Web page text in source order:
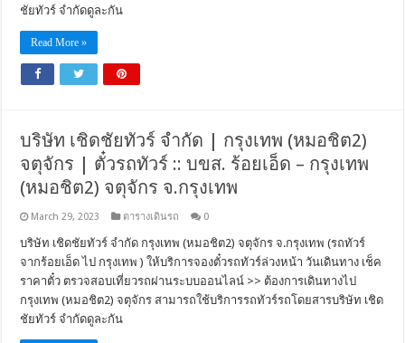
ชัยทัวร์ จำกัดดูละกัน
Read More »
บริษัท เชิดชัยทัวร์ จำกัด | กรุงเทพ (หมอชิต2)
จตุจักร | ตั๋วรถทัวร์ :: บขส. ร้อยเอ็ด – กรุงเทพ
(หมอชิต2) จตุจักร จ.กรุงเทพ
March 29, 2023 ตารางเดินรถ 0
บริษัท เชิดชัยทัวร์ จำกัด กรุงเทพ (หมอชิต2) จตุจักร จ.กรุงเทพ (รถทัวร์
จากร้อยเอ็ด ไป กรุงเทพ ) ให้บริการจองตั๋วรถทัวร์ล่วงหน้า วันเดินทาง เช็ค
ราคาตั๋ว ตรวจสอบเที่ยวรถผ่านระบบออนไลน์ >> ต้องการเดินทางไป
กรุงเทพ (หมอชิต2) จตุจักร สามารถใช้บริการรถทัวร์รถโดยสารบริษัท เชิด
ชัยทัวร์ จำกัดดูละกัน